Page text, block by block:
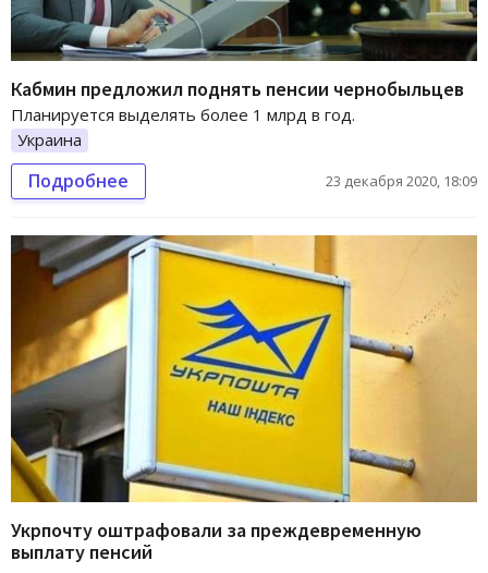
Кабмин предложил поднять пенсии чернобыльцев
Планируется выделять более 1 млрд в год.
Украина
Подробнее 23 декабря 2020, 18:09
Укрпочту оштрафовали за преждевременную
выплату пенсий